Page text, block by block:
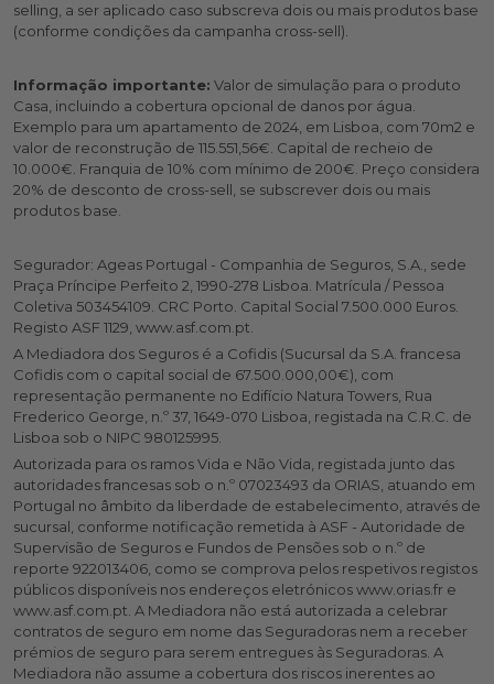
selling, a ser aplicado caso subscreva dois ou mais produtos base
(conforme condições da campanha cross-sell).
Informação importante: Valor de simulação para o produto
Casa, incluindo a cobertura opcional de danos por água.
Exemplo para um apartamento de 2024, em Lisboa, com 70m2 e
valor de reconstrução de 115.551,56€. Capital de recheio de
10.000€. Franquia de 10% com mínimo de 200€. Preço considera
20% de desconto de cross-sell, se subscrever dois ou mais
produtos base.
Segurador: Ageas Portugal - Companhia de Seguros, S.A., sede
Praça Príncipe Perfeito 2, 1990-278 Lisboa. Matrícula / Pessoa
Coletiva 503454109. CRC Porto. Capital Social 7.500.000 Euros.
Registo ASF 1129, www.asf.com.pt.
A Mediadora dos Seguros é a Cofidis (Sucursal da S.A. francesa
Cofidis com o capital social de 67.500.000,00€), com
representação permanente no Edifício Natura Towers, Rua
Frederico George, n.º 37, 1649-070 Lisboa, registada na C.R.C. de
Lisboa sob o NIPC 980125995.
Autorizada para os ramos Vida e Não Vida, registada junto das
autoridades francesas sob o n.º 07023493 da ORIAS, atuando em
Portugal no âmbito da liberdade de estabelecimento, através de
sucursal, conforme notificação remetida à ASF - Autoridade de
Supervisão de Seguros e Fundos de Pensões sob o n.º de
reporte 922013406, como se comprova pelos respetivos registos
públicos disponíveis nos endereços eletrónicos www.orias.fr e
www.asf.com.pt. A Mediadora não está autorizada a celebrar
contratos de seguro em nome das Seguradoras nem a receber
prémios de seguro para serem entregues às Seguradoras. A
Mediadora não assume a cobertura dos riscos inerentes ao